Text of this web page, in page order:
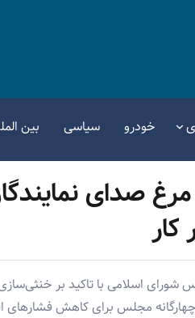
خودرو سیاسی بین
صدای
کار
اسلامی با تاکید بر
چهارگانه مجلس برای کاهش فشارهای